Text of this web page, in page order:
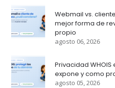
Webmail vs.
mejor forma de
propio
agosto 06, 2026
Privacidad
expone y como
agosto 05, 2026